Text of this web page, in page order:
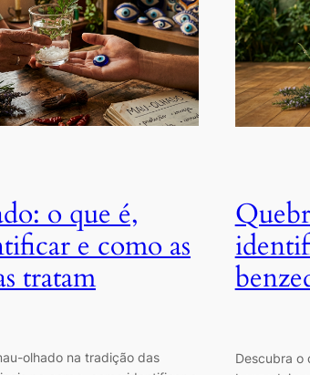
o que é,
e como as
tratam
olhado na tradição das
Descubra o